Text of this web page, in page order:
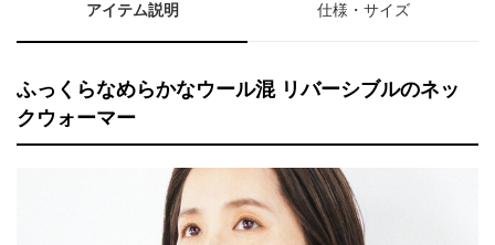
アイテム説明 仕様・サイズ
ふっくらなめらかなウール混 リバーシブルのネッ
クウォーマー